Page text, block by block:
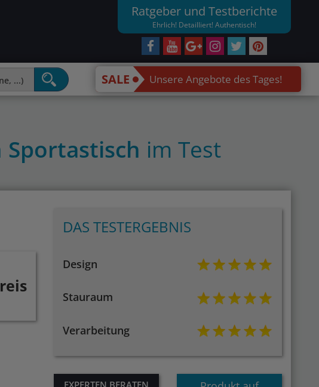
Ratgeber und Testberichte
Ehrlich! Detailliert! Authentisch!
SALE Unsere Angebote des Tages!
Sportastisch im Test
DAS TESTERGEBNIS
Design
Stauraum
Verarbeitung
EXPERTEN BERATEN